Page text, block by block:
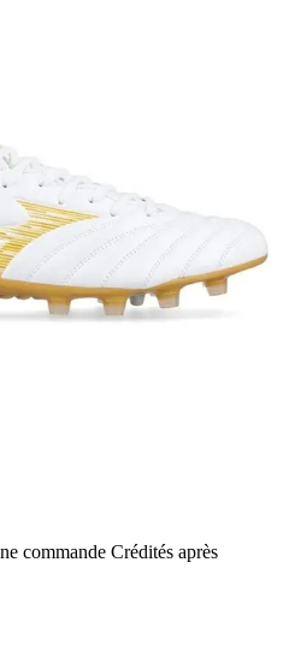
commande Crédités après